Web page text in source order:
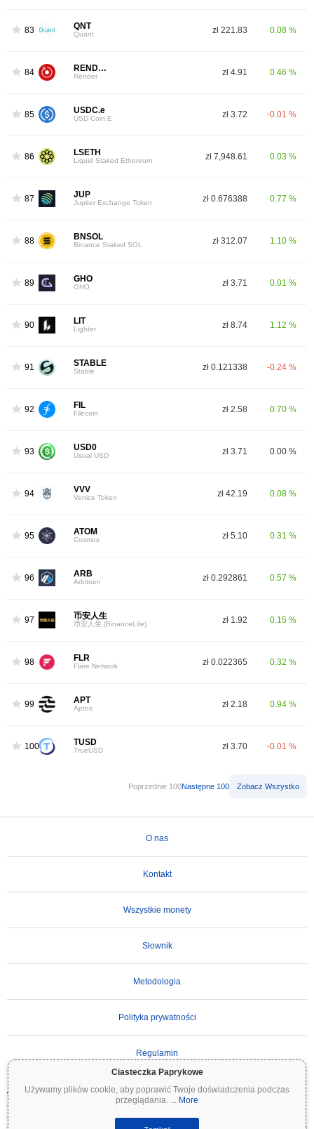
Ciasteczka Paprykowe
Używamy plików cookie, aby poprawić Twoje doświadczenia podczas
przeglądania. ... More
83 QNT
Quant zł 221.83 0.08 %
84 RENDER
Render zł 4.91 0.46 %
85 USDC.e
USD Coin.E zł 3.72 -0.01 %
86 LSETH
Liquid Staked Ethereum zł 7,948.61 0.03 %
87 JUP
Jupiter Exchange Token zł 0.676388 0.77 %
88 BNSOL
Binance Staked SOL zł 312.07 1.10 %
89 GHO
GHO zł 3.71 0.01 %
90 LIT
Lighter zł 8.74 1.12 %
91 STABLE
Stable zł 0.121338 -0.24 %
92 FIL
Filecoin zł 2.58 0.70 %
93 USD0
Usual USD zł 3.71 0.00 %
94 VVV
Venice Token zł 42.19 0.08 %
95 ATOM
Cosmos zł 5.10 0.31 %
96 ARB
Arbitrum zł 0.292861 0.57 %
97 币安人生
币安人生 (BinanceLife) zł 1.92 0.15 %
98 FLR
Flare Network zł 0.022365 0.32 %
99 APT
Aptos zł 2.18 0.94 %
100 TUSD
TrueUSD zł 3.70 -0.01 %
Poprzednie 100Następne 100 Zobacz Wszystko
O nas
Kontakt
Wszystkie monety
Słownik
Metodologia
Polityka prywatności
Regulamin
WAŻNE ZASTRZEŻENIE:Kryptowaluty są wysoce zmienne i wiążą się ze znacznym
ryzykiem. Możesz stracić część lub całość swojej inwestycji. Wszystkie informacje na
Coinpaprika są udostępniane wyłącznie w celach informacyjnych i nie stanowią porady